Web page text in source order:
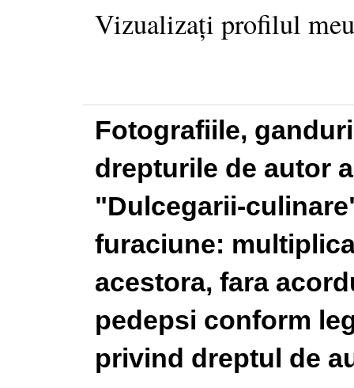
Vizualizați profilul
Fotografiile,
drepturile de autor
"Dulcegarii-
furaciune:
acestora, fara
pedepsi conform
privind dreptul de